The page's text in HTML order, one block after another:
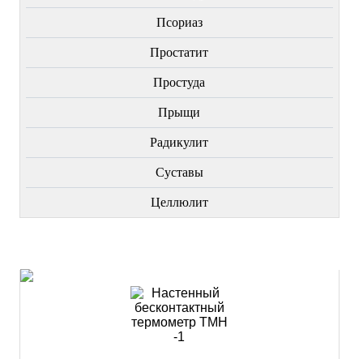
Пcориаз
Простатит
Простуда
Прыщи
Радикулит
Суставы
Целлюлит